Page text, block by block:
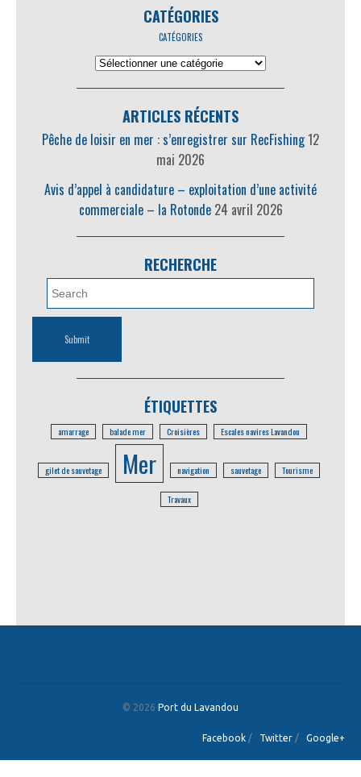
CATÉGORIES
CATÉGORIES
ARTICLES RÉCENTS
Pêche de loisir en mer : s’enregistrer sur RecFishing12
mai 2026
Avis d’appel à candidature – exploitation d’une activité
commerciale – la Rotonde 24 avril 2026
RECHERCHE
ÉTIQUETTES
amarrage balade mer Croisières Escales navires Lavandou
gilet de sauvetage Mer navigation sauvetage Tourisme
Travaux
© 2026 Port du Lavandou
Facebook / Twitter / Google+